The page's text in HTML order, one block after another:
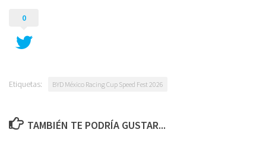
0
Etiquetas: BYD México Racing Cup Speed Fest 2026
TAMBIÉN TE PODRÍA GUSTAR...